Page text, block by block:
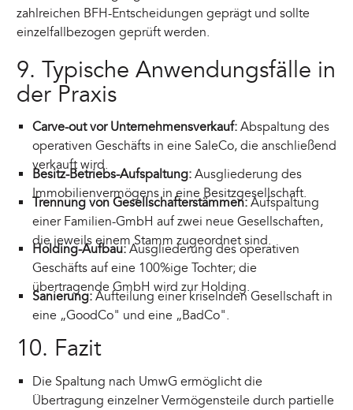
zahlreichen BFH-Entscheidungen geprägt und sollte
einzelfallbezogen geprüft werden.
9. Typische Anwendungsfälle in
der Praxis
Carve-out vor Unternehmensverkauf:Abspaltung des
operativen Geschäfts in eine SaleCo, die anschließend
verkauft wird.
Besitz-Betriebs-Aufspaltung:Ausgliederung des
Immobilienvermögens in eine Besitzgesellschaft.
Trennung von Gesellschafterstämmen:Aufspaltung
einer Familien-GmbH auf zwei neue Gesellschaften,
die jeweils einem Stamm zugeordnet sind.
Holding-Aufbau:Ausgliederung des operativen
Geschäfts auf eine 100%ige Tochter; die
übertragende GmbH wird zur Holding.
Sanierung:Aufteilung einer kriselnden Gesellschaft in
eine „GoodCo" und eine „BadCo".
10. Fazit
Die Spaltung nach UmwG ermöglicht die
Übertragung einzelner Vermögensteile durch partielle